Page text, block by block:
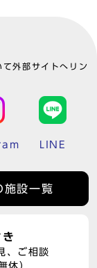
外部サイトへリン
LINE
施設一覧
、ご相談
休）